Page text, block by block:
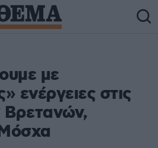
με
ενέργειες στις
Βρετανών,